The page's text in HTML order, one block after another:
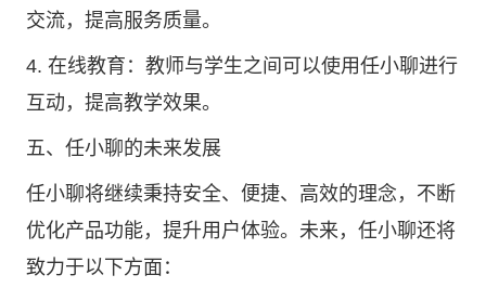
交流，提高服务质量。
4. 在线教育：教师与学生之间可以使用任小聊进行
互动，提高教学效果。
五、任小聊的未来发展
任小聊将继续秉持安全、便捷、高效的理念，不断
优化产品功能，提升用户体验。未来，任小聊还将
致力于以下方面：